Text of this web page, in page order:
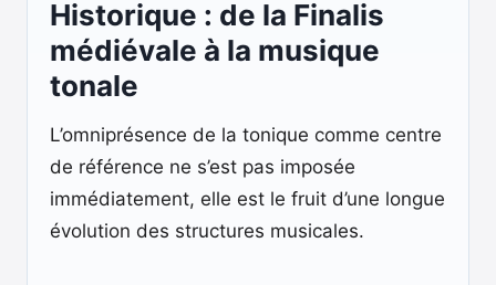
Historique : de la Finalis
médiévale à la musique
tonale
L’omniprésence de la tonique comme centre
de référence ne s’est pas imposée
immédiatement, elle est le fruit d’une longue
évolution des structures musicales.